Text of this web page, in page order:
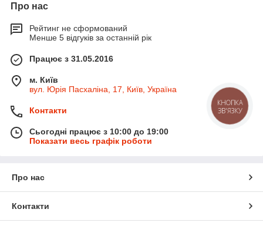
Про нас
Рейтинг не сформований
Менше 5 відгуків за останній рік
Працює з 31.05.2016
м. Київ
вул. Юрія Пасхаліна, 17, Київ, Україна
Контакти
Сьогодні працює з 10:00 до 19:00
Показати весь графік роботи
Про нас
Контакти
КНОПКА
ЗВ'ЯЗКУ